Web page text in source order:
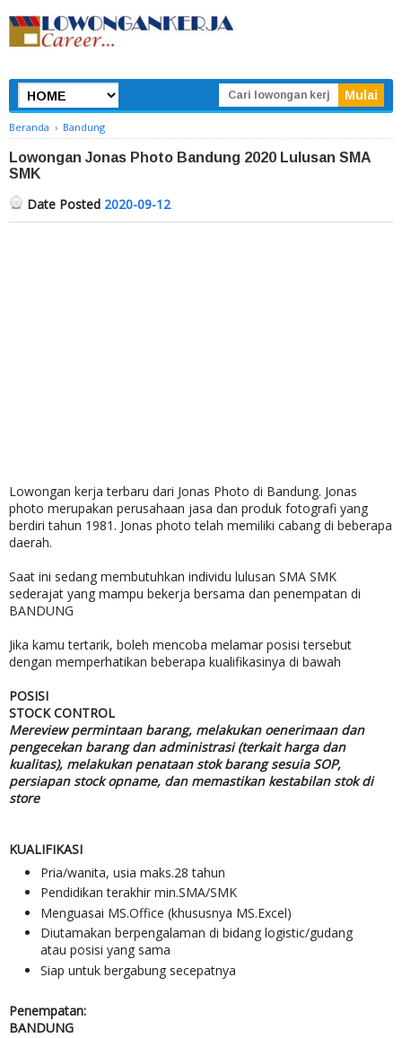
Beranda › Bandung
Lowongan Jonas Photo Bandung 2020 Lulusan SMA
SMK
Date Posted 2020-09-12
Lowongan kerja terbaru dari Jonas Photo di Bandung. Jonas
photo merupakan perusahaan jasa dan produk fotografi yang
berdiri tahun 1981. Jonas photo telah memiliki cabang di beberapa
daerah.
Saat ini sedang membutuhkan individu lulusan SMA SMK
sederajat yang mampu bekerja bersama dan penempatan di
BANDUNG
Jika kamu tertarik, boleh mencoba melamar posisi tersebut
dengan memperhatikan beberapa kualifikasinya di bawah
POSISI
STOCK CONTROL
Mereview permintaan barang, melakukan oenerimaan dan
pengecekan barang dan administrasi (terkait harga dan
kualitas), melakukan penataan stok barang sesuia SOP,
persiapan stock opname, dan memastikan kestabilan stok di
store
KUALIFIKASI
Pria/wanita, usia maks.28 tahun
Pendidikan terakhir min.SMA/SMK
Menguasai MS.Office (khususnya MS.Excel)
Diutamakan berpengalaman di bidang logistic/gudang
atau posisi yang sama
Siap untuk bergabung secepatnya
Penempatan:
BANDUNG